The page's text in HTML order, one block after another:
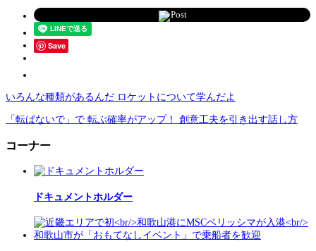
Post
Save
いろんな種類があるんだ ロケットについて学んだよ
「転ばないで」で 転ぶ確率がアップ！ 創意工夫を引き出す話し方
コーナー
ドキュメントホルダー